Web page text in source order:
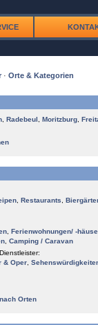
· Orte & Kategorien
Radebeul Moritzburg
Restaurants
Ferienwohnungen/ -
Camping / Caravan
& Oper
Orten